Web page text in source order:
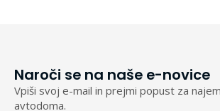
Naroči se na naše e-novice
Vpiši svoj e-mail in prejmi popust za
avtodoma.